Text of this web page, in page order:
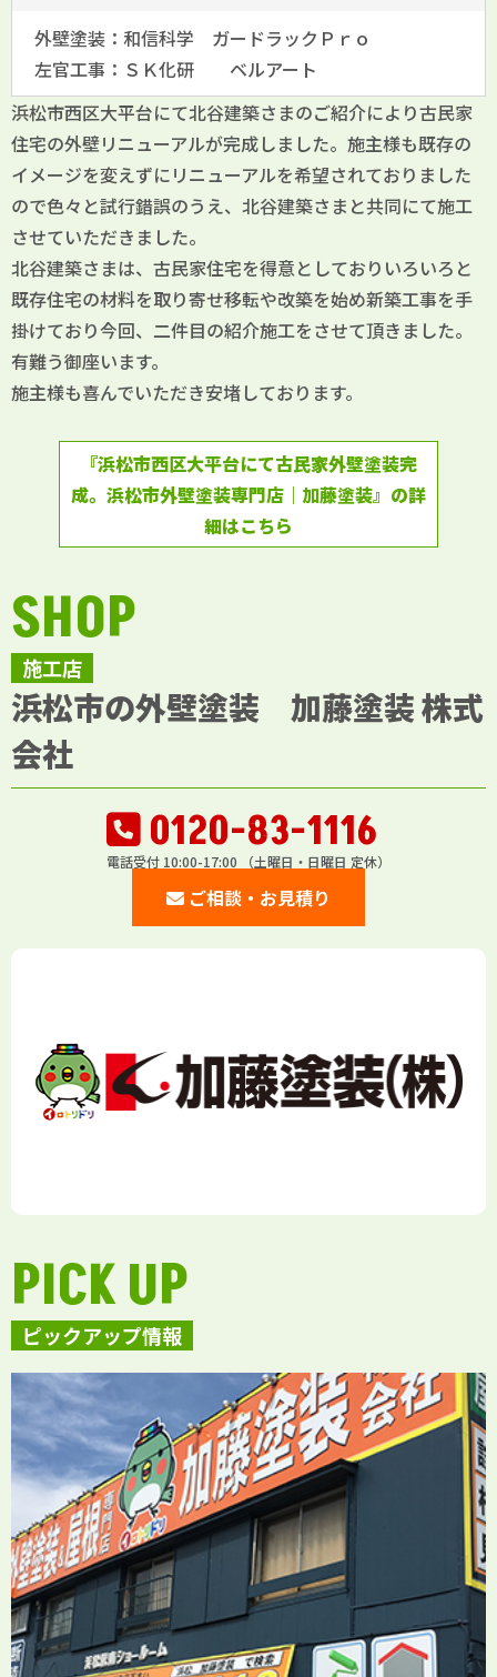
外壁塗装：和信科学 ガードラックＰｒｏ
左官工事：ＳＫ化研 ベルアート
浜松市西区大平台にて北谷建築さまのご紹介により古民家
住宅の外壁リニューアルが完成しました。施主様も既存の
イメージを変えずにリニューアルを希望されておりました
ので色々と試行錯誤のうえ、北谷建築さまと共同にて施工
させていただきました。
北谷建築さまは、古民家住宅を得意としておりいろいろと
既存住宅の材料を取り寄せ移転や改築を始め新築工事を手
掛けており今回、二件目の紹介施工をさせて頂きました。
有難う御座います。
施主様も喜んでいただき安堵しております。
『浜松市西区大平台にて古民家外壁塗装完
成。浜松市外壁塗装専門店｜加藤塗装』の詳
細はこちら
施工店
SHOP
浜松市の外壁塗装 加藤塗装 株式
会社
0120-83-1116
電話受付 10:00-17:00 （土曜日・日曜日 定休）
ご相談・お見積り
ピックアップ情報
PICK UP